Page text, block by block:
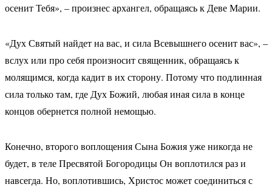
осенит Тебя», – произнес архангел, обращаясь к Деве Марии.
«Дух Святый найдет на вас, и сила Всевышнего осенит вас», –
вслух или про себя произносит священник, обращаясь к
молящимся, когда кадит в их сторону. Потому что подлинная
сила только там, где Дух Божий, любая иная сила в конце
концов обернется полной немощью.
Конечно, второго воплощения Сына Божия уже никогда не
будет, в теле Пресвятой Богородицы Он воплотился раз и
навсегда. Но, воплотившись, Христос может соединиться с